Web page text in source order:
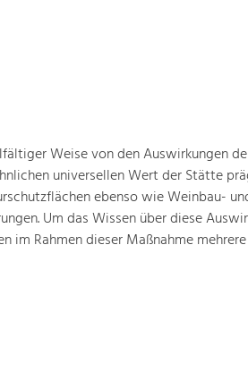
Weise von den Auswirkungen
universellen Wert der Stätte
ebenso wie Weinbau-
Um das Wissen über diese
im Rahmen dieser Maßnahme mehrere